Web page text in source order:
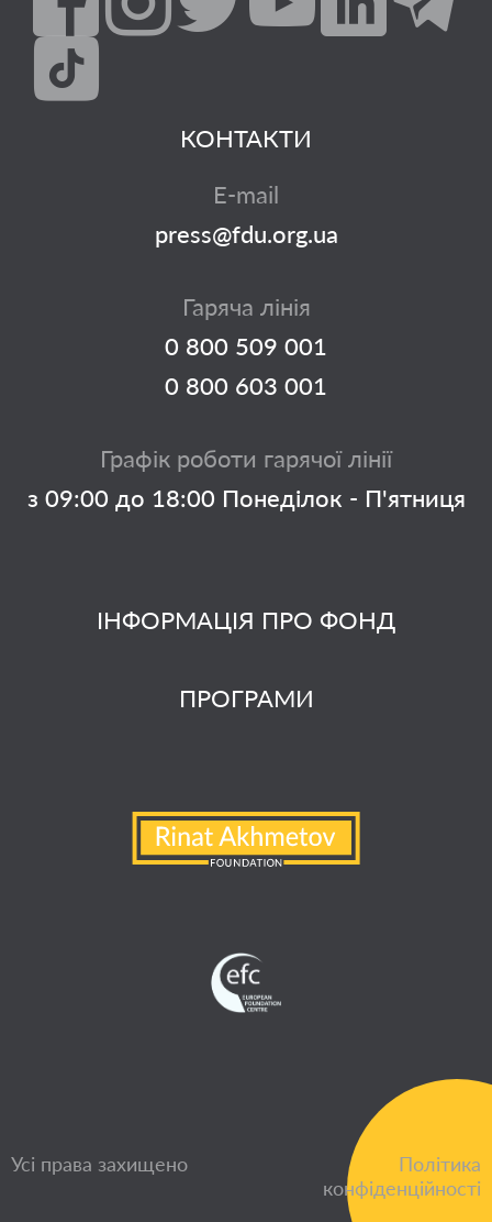
ІНФОРМАЦІЯ ПРО ФОНД
ПРОГРАМИ
КОНТАКТИ
E-mail
press@fdu.org.ua
Гаряча лінія
0 800 509 001
0 800 603 001
Графік роботи гарячої лінії
з 09:00 до 18:00 Понеділок - П'ятниця
Усі права захищено
Політика
конфіденційності